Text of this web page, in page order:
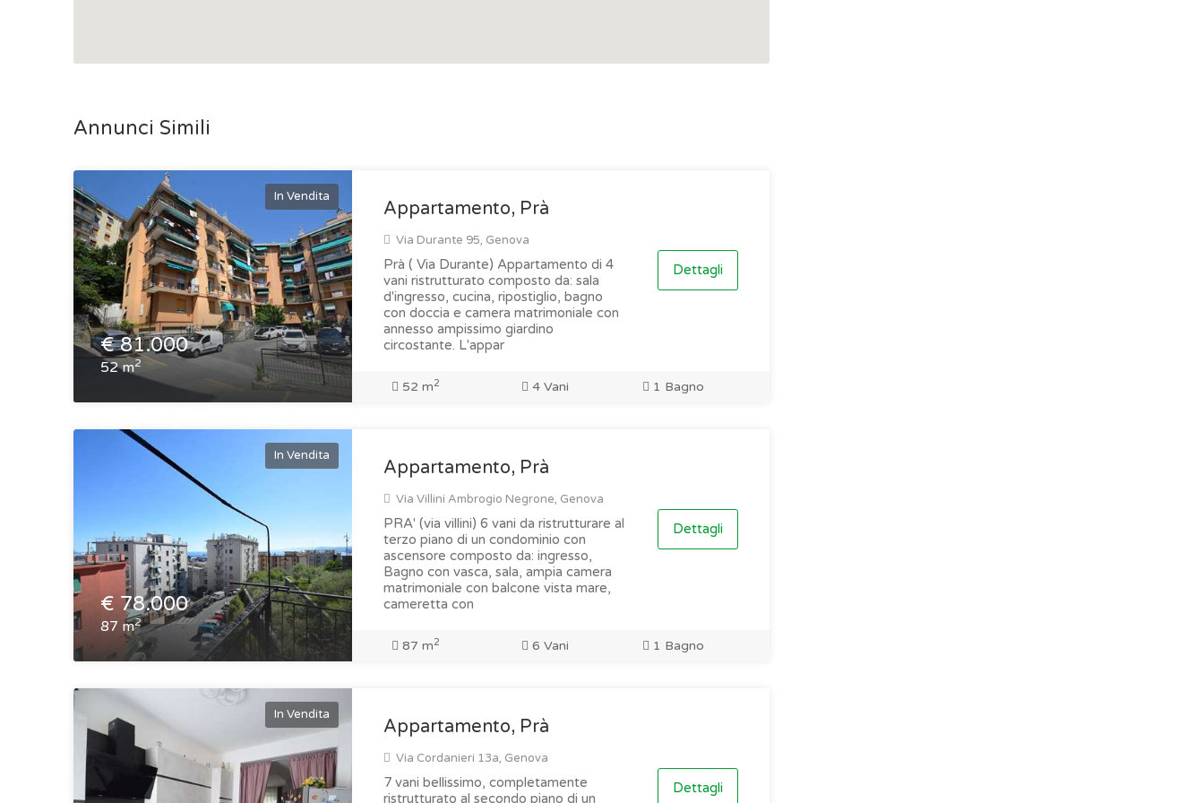
Annunci Simili
In Vendita
€81.000
52 m2
Appartamento, Prà
Via Durante 95, Genova
Dettagli
Prà ( Via Durante) Appartamento di 4
vani ristrutturato composto da: sala
d'ingresso, cucina, ripostiglio, bagno
con doccia e camera matrimoniale con
annesso ampissimo giardino
circostante. L'appar
52 m2 4 Vani 1 Bagno
In Vendita
€ 78.000
87 m2
Appartamento, Prà
Via Villini Ambrogio Negrone, Genova
Dettagli
PRA' (via villini) 6 vani da ristrutturare al
terzo piano di un condominio con
ascensore composto da: ingresso,
Bagno con vasca, sala, ampia camera
matrimoniale con balcone vista mare,
cameretta con
87 m2 6 Vani 1 Bagno
In Vendita
Appartamento, Prà
Via Cordanieri 13a, Genova
Dettagli
7 vani bellissimo, completamente
ristrutturato al secondo piano di un